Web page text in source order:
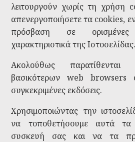
λειτουργούν χωρίς τη χρήση
απενεργοποιήσετε τα cookies,
πρόσβαση σε
χαρακτηριστικά της Ιστοσελίδας.
Ακολούθως
βασικότερων web browsers
συγκεκριμένες εκδόσεις.
Χρησιμοποιώντας την
να τοποθετήσουμε αυτά
συσκευή σας και να τα